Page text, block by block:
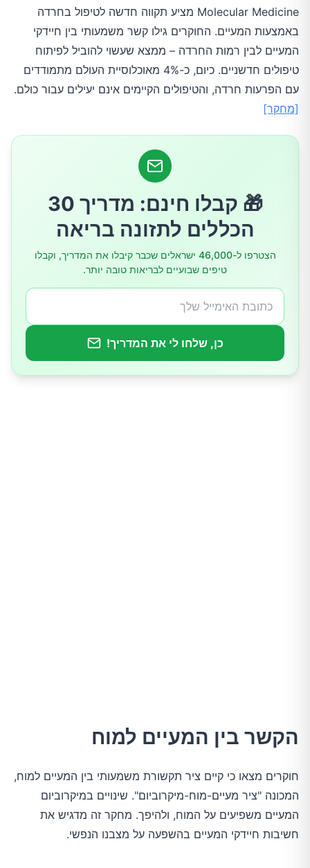
ממצאי המחקר העיקריים
יתרונות אפשריים לטיפול עתידי
יתרונות לעומת טיפולים קיימים
Molecular Medicine מציע תקווה חדשה לטיפול בחרדה
באמצעות המעיים. החוקרים גילו קשר משמעותי בין חיידקי
המעיים לבין רמות החרדה – ממצא שעשוי להוביל לפיתוח
טיפולים חדשניים. כיום, כ-4% מאוכלוסיית העולם מתמודדים
עם הפרעות חרדה, והטיפולים הקיימים אינם יעילים עבור כולם.
[מחקר]
🎁 קבלו חינם: מדריך 30
הכללים לתזונה בריאה
הצטרפו ל-46,000 ישראלים שכבר קיבלו את המדריך, וקבלו
טיפים שבועיים לבריאות טובה יותר.
כן, שלחו לי את המדריך!
הקשר בין המעיים למוח
חוקרים מצאו כי קיים ציר תקשורת משמעותי בין המעיים למוח,
המכונה "ציר מעיים-מוח-מיקרוביום". שינויים במיקרוביום
המעיים משפיעים על המוח, ולהיפך. מחקר זה מדגיש את
חשיבות חיידקי המעיים בהשפעה על מצבנו הנפשי.